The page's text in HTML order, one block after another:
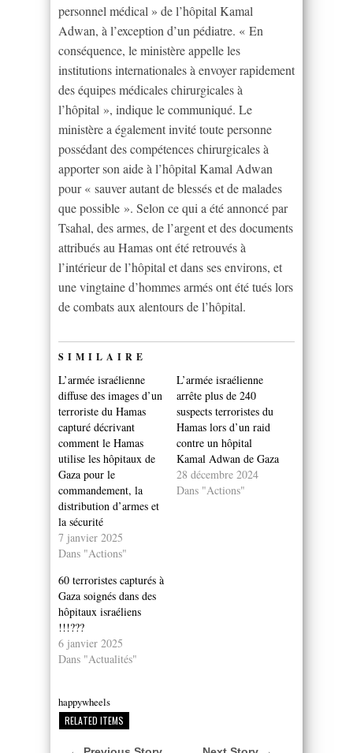
personnel médical » de l’hôpital Kamal
Adwan, à l’exception d’un pédiatre. « En
conséquence, le ministère appelle les
institutions internationales à envoyer rapidement
des équipes médicales chirurgicales à
l’hôpital », indique le communiqué. Le
ministère a également invité toute personne
possédant des compétences chirurgicales à
apporter son aide à l’hôpital Kamal Adwan
pour « sauver autant de blessés et de malades
que possible ». Selon ce qui a été annoncé par
Tsahal, des armes, de l’argent et des documents
attribués au Hamas ont été retrouvés à
l’intérieur de l’hôpital et dans ses environs, et
une vingtaine d’hommes armés ont été tués lors
de combats aux alentours de l’hôpital.
SIMILAIRE
L’armée israélienne
diffuse des images d’un
terroriste du Hamas
capturé décrivant
comment le Hamas
utilise les hôpitaux de
Gaza pour le
commandement, la
distribution d’armes et
la sécurité
7 janvier 2025
Dans "Actions"
L’armée israélienne
arrête plus de 240
suspects terroristes du
Hamas lors d’un raid
contre un hôpital
Kamal Adwan de Gaza
28 décembre 2024
Dans "Actions"
60 terroristes capturés à
Gaza soignés dans des
hôpitaux israéliens
!!!???
6 janvier 2025
Dans "Actualités"
happywheels
RELATED ITEMS